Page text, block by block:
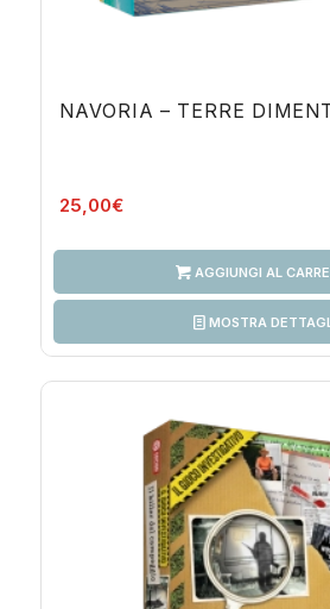
NAVORIA – TERRE
25,00€
AGGIUNGI AL
MOSTRA